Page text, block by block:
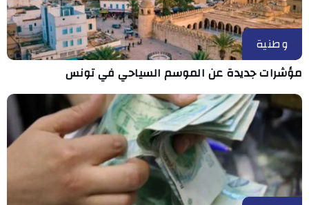
وطنية
مؤشرات جديدة عن الموسم السياحي في تونس